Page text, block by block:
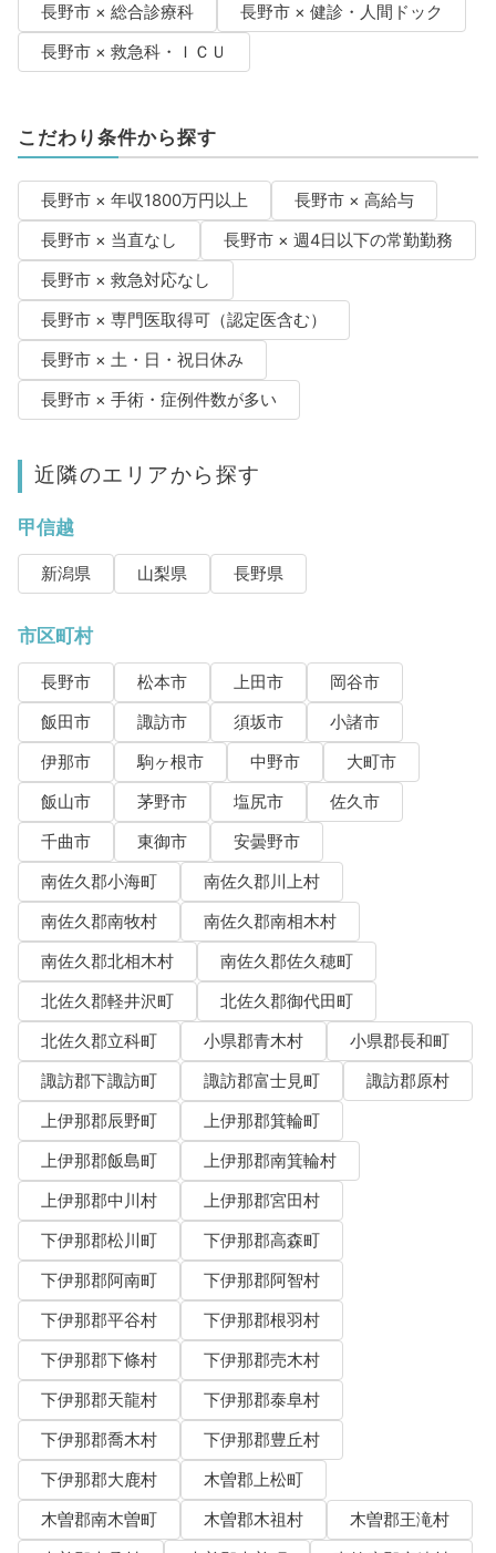
長野市 × 総合診療科
長野市 × 健診・人間ドック
長野市 × 救急科・ＩＣＵ
こだわり条件から探す
長野市 × 年収1800万円以上
長野市 × 高給与
長野市 × 当直なし
長野市 × 週4日以下の常勤勤務
長野市 × 救急対応なし
長野市 × 専門医取得可（認定医含む）
長野市 × 土・日・祝日休み
長野市 × 手術・症例件数が多い
近隣のエリアから探す
甲信越
新潟県 山梨県 長野県
市区町村
長野市 松本市 上田市
岡谷市
飯田市
諏訪市 須坂市
小諸市
伊那市
駒ヶ根市 中野市
大町市
飯山市
茅野市 塩尻市
佐久市
千曲市
東御市
安曇野市
南佐久郡小海町
南佐久郡川上村
南佐久郡南牧村
南佐久郡南相木村
南佐久郡北相木村
南佐久郡佐久穂町
北佐久郡軽井沢町
北佐久郡御代田町
北佐久郡立科町
小県郡青木村
小県郡長和町
諏訪郡下諏訪町
諏訪郡富士見町
諏訪郡原村
上伊那郡辰野町
上伊那郡箕輪町
上伊那郡飯島町
上伊那郡南箕輪村
上伊那郡中川村
上伊那郡宮田村
下伊那郡松川町
下伊那郡高森町
下伊那郡阿南町
下伊那郡阿智村
下伊那郡平谷村
下伊那郡根羽村
下伊那郡下條村
下伊那郡売木村
下伊那郡天龍村
下伊那郡泰阜村
下伊那郡喬木村
下伊那郡豊丘村
下伊那郡大鹿村
木曽郡上松町
木曽郡南木曽町
木曽郡木祖村
木曽郡王滝村